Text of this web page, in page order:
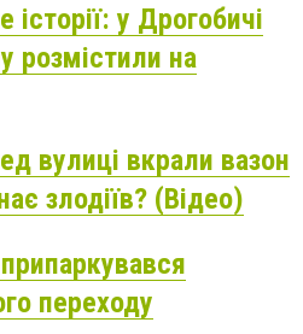
у Дрогобичі
розмістили на
вулиці вкрали вазон
злодіїв? (Відео)
переходу